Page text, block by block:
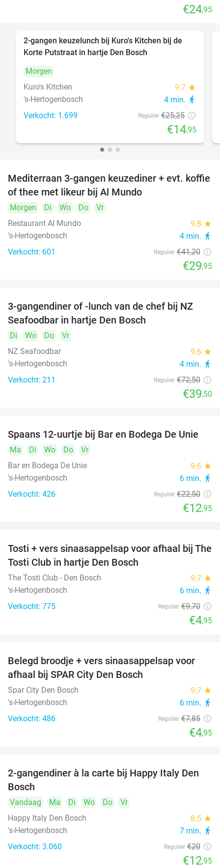
€24,95
2-gangen keuzelunch bij Kuro's Kitchen bij de
Korte Putstraat in hartje Den Bosch
Morgen
Kuro's Kitchen
9.7 star
's-Hertogenbosch 4 min. directions_walk
Verkocht: 1.699 Regulier €25,25
€14,95
27%
Mediterraan 3-gangen keuzediner + evt. koffie
of thee met likeur bij Al Mundo
Morgen Di Wo Do
Vr
Restaurant Al Mundo
9.8 star
's-Hertogenbosch 4 min. directions_walk
Verkocht: 601 Regulier €41,20
€29,95
46%
3-gangendiner of -lunch van de chef bij NZ
Seafoodbar in hartje Den Bosch
Di Wo Do
Vr
NZ Seafoodbar
9.6 star
's-Hertogenbosch 4 min. directions_walk
Verkocht: 211 Regulier €72,50
€39,50
42%
Spaans 12-uurtje bij Bar en Bodega De Unie
Ma Di Wo Do
Vr
Bar en Bodega De Unie
9.6 star
's-Hertogenbosch 6 min. directions_walk
Verkocht: 426 Regulier €22,50
€12,95
49%
Tosti + vers sinaasappelsap voor afhaal bij The
Tosti Club in hartje Den Bosch
The Tosti Club - Den Bosch 9.7 star
's-Hertogenbosch 6 min. directions_walk
Verkocht: 775 Regulier €9,70
€4,95
37%
Belegd broodje + vers sinaasappelsap voor
afhaal bij SPAR City Den Bosch
Spar City Den Bosch 9.7 star
's-Hertogenbosch 6 min. directions_walk
Verkocht: 486 Regulier €7,85
€4,95
35%
2-gangendiner à la carte bij Happy Italy Den
Bosch
Vandaag Ma Di Wo Do
Vr
Happy Italy Den Bosch
8.5 star
's-Hertogenbosch 7 min. directions_walk
Verkocht: 3.060 Regulier €20
€12,95